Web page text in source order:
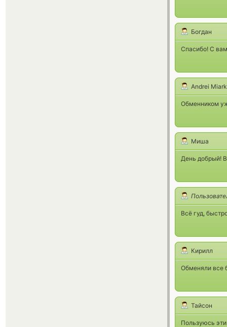
Богдан
Спасибо! С
Andrei
Обменником
Миша
День добрый!
Всё гуд,
Кирилл
Обменяли все
Тайсон
Пользуюсь